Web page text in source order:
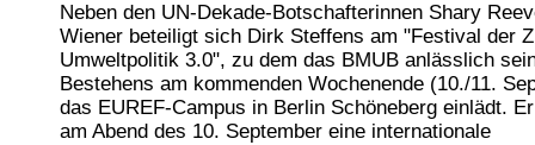
Neben den UN-Dekade-Botschafterinnen Shary
Wiener beteiligt sich Dirk Steffens am "Festival der
Umweltpolitik 3.0", zu dem das BMUB anlässlich
Bestehens am kommenden Wochenende (10./11.
das EUREF-Campus in Berlin Schöneberg einlädt.
am Abend des 10. September eine internationale